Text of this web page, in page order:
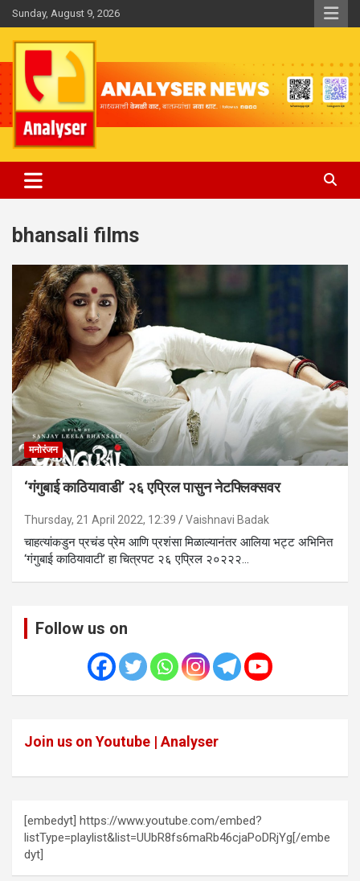
Skip
to
content
Sunday, August 9, 2026
Analyser
bhansali films
मनोरंजन
‘गंगुबाई काठियावाडी’ २६ एप्रिल पासुन नेटफ्लिक्सवर
Thursday, 21 April 2022, 12:39 Vaishnavi Badak
चाहत्यांकडुन प्रचंड प्रेम आणि प्रशंसा मिळाल्यानंतर आलिया भट्ट अभिनित
‘गंगुबाई काठियावाटी’ हा चित्रपट २६ एप्रिल २०२२२…
Follow us on
Join us on Youtube | Analyser
[embedyt] https://www.youtube.com/embed?
listType=playlist&list=UUbR8fs6maRb46cjaPoDRjYg[/embe
dyt]